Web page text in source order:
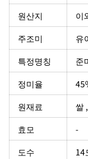
원산지
이
주조미
유
특정명칭
준
정미율
원재료
쌀
효모
-
도수
14